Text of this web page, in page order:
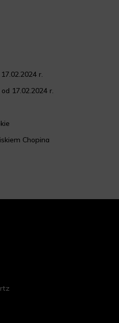
r.
17.02.2024 r.
Chopina